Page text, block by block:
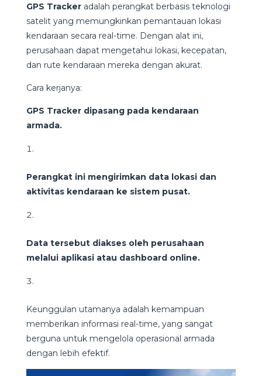
GPS Trackeradalah perangkat berbasis teknologi
satelit yang memungkinkan pemantauan lokasi
kendaraan secara real-time. Dengan alat ini,
perusahaan dapat mengetahui lokasi, kecepatan,
dan rute kendaraan mereka dengan akurat.
Cara kerjanya:
GPS Tracker dipasang pada kendaraan
armada.
Perangkat ini mengirimkan data lokasi dan
aktivitas kendaraan ke sistem pusat.
Data tersebut diakses oleh perusahaan
melalui aplikasi atau dashboard online.
Keunggulan utamanya adalah kemampuan
memberikan informasi real-time, yang sangat
berguna untuk mengelola operasional armada
dengan lebih efektif.